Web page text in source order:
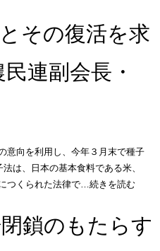
その復活を求
連副会長・
意向を利用し、今年３月末で種子
、日本の基本食料である米、
つくられた法律で…続きを読む
鎖のもたらす